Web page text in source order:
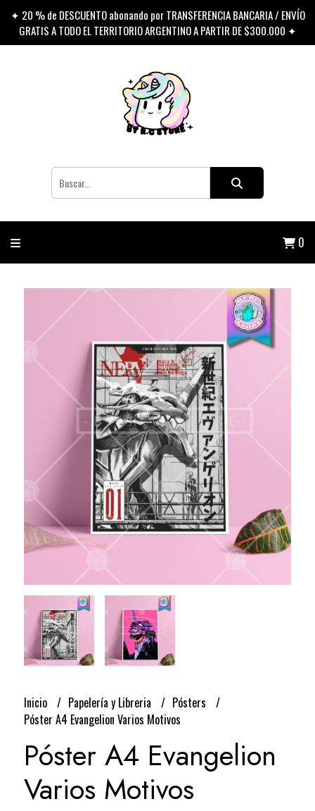
✦ 20 % de DESCUENTO abonando por TRANSFERENCIA BANCARIA / ENVÍO
GRATIS A TODO EL TERRITORIO ARGENTINO A PARTIR DE $300.000 ✦
0
Inicio Papelería y Libreria
Pósters
Póster A4 Evangelion Varios Motivos
Póster A4 Evangelion
Varios Motivos